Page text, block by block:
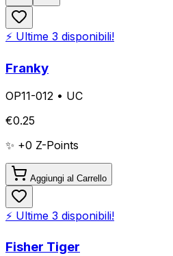
⚡ Ultime 3 disponibili!
Franky
OP11-012 • UC
€0.25
✨ +0 Z-Points
Aggiungi al Carrello
⚡ Ultime 3 disponibili!
Fisher Tiger